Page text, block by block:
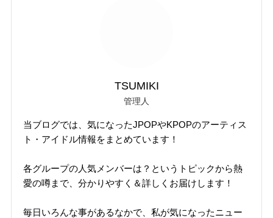
TSUMIKI
管理人
当ブログでは、気になったJPOPやKPOPのアーティス
ト・アイドル情報をまとめています！
各グループの人気メンバーは？というトピックから熱
愛の噂まで、分かりやすく＆詳しくお届けします！
毎日いろんな事があるなかで、私が気になったニュー